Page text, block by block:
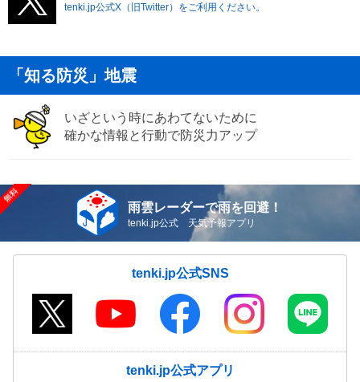
tenki.jp公式X（旧Twitter）をご利用ください。
「知る防災」地震
いざという時にあわてないために
確かな情報と行動で防災力アップ
雨雲レーダーで雨を回避！
tenki.jp公式 天気予報アプリ
tenki.jp公式SNS
tenki.jp公式アプリ